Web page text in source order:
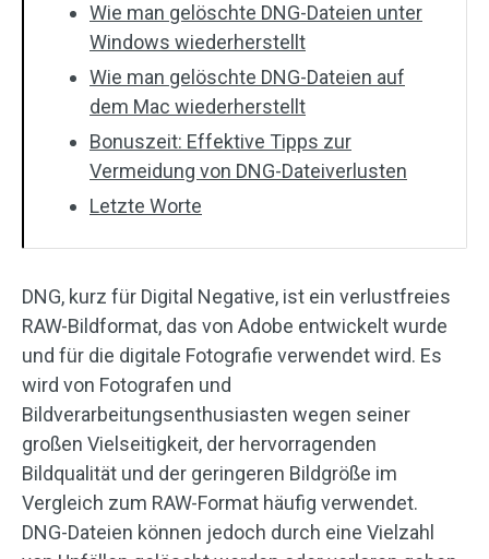
Wie man gelöschte DNG-Dateien unter
Windows wiederherstellt
Wie man gelöschte DNG-Dateien auf
dem Mac wiederherstellt
Bonuszeit: Effektive Tipps zur
Vermeidung von DNG-Dateiverlusten
Letzte Worte
DNG, kurz für Digital Negative, ist ein verlustfreies
RAW-Bildformat, das von Adobe entwickelt wurde
und für die digitale Fotografie verwendet wird. Es
wird von Fotografen und
Bildverarbeitungsenthusiasten wegen seiner
großen Vielseitigkeit, der hervorragenden
Bildqualität und der geringeren Bildgröße im
Vergleich zum RAW-Format häufig verwendet.
DNG-Dateien können jedoch durch eine Vielzahl